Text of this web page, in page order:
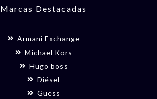
Marcas Destacadas
Armani Exchange
Michael Kors
Hugo boss
Diésel
Guess